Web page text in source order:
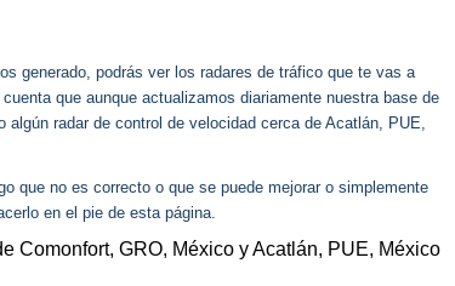
generado, podrás ver los radares de tráfico que te vas a
que aunque actualizamos diariamente nuestra base de
radar de control de velocidad cerca de Acatlán, PUE,
que no es correcto o que se puede mejorar o simplemente
en el pie de esta página.
Comonfort, GRO, México y Acatlán, PUE, México